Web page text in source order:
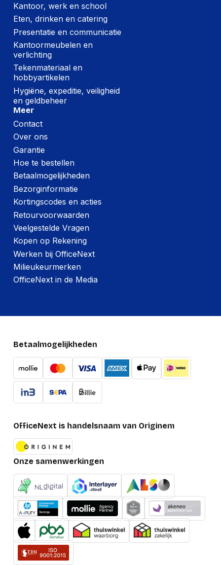
Kantoor, werk en school
Eten, drinken en catering
Presentatie en communicatie
Kantoormeubelen en
verlichting
Tekenmateriaal en
hobbyartikelen
Hygiëne, expeditie, veiligheid
en geldbeheer
Meer
Contact
Over ons
Garantie
Hoe te bestellen
Betaalmogelijkheden
Bezorginformatie
Kortingscodes en acties
Retourvoorwaarden
Veelgestelde Vragen
Kopen op Rekening
Werken bij OfficeNext
Milieukeurmerken
OfficeNext in de Media
Betaalmogelijkheden
OfficeNext is handelsnaam van Originem
Onze samenwerkingen